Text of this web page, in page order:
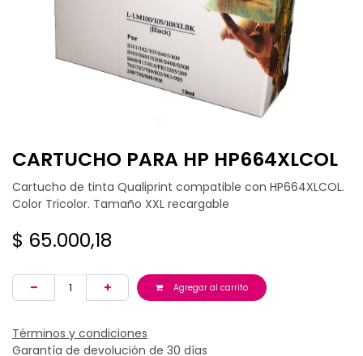
CARTUCHO PARA HP HP664XLCOL
Cartucho de tinta Qualiprint compatible con HP664XLCOL.
Color Tricolor. Tamaño XXL recargable
$ 65.000,18
Agregar al carrito
Términos y condiciones
Garantía de devolución de 30 días